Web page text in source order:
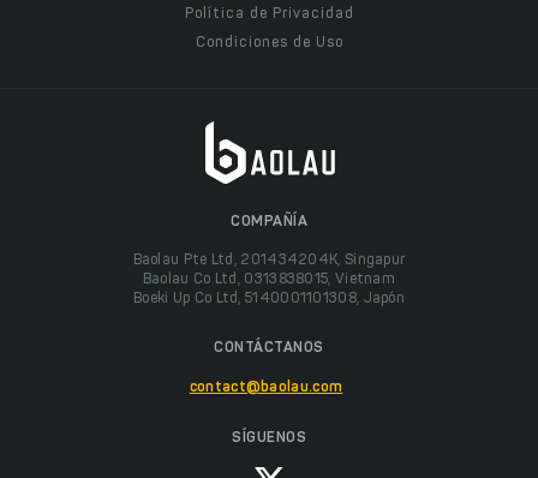
Política de Privacidad
Condiciones de Uso
COMPAÑÍA
Baolau Pte Ltd, 201434204K, Singapur
Baolau Co Ltd, 0313838015, Vietnam
Boeki Up Co Ltd, 5140001101308, Japón
CONTÁCTANOS
contact@baolau.com
SÍGUENOS